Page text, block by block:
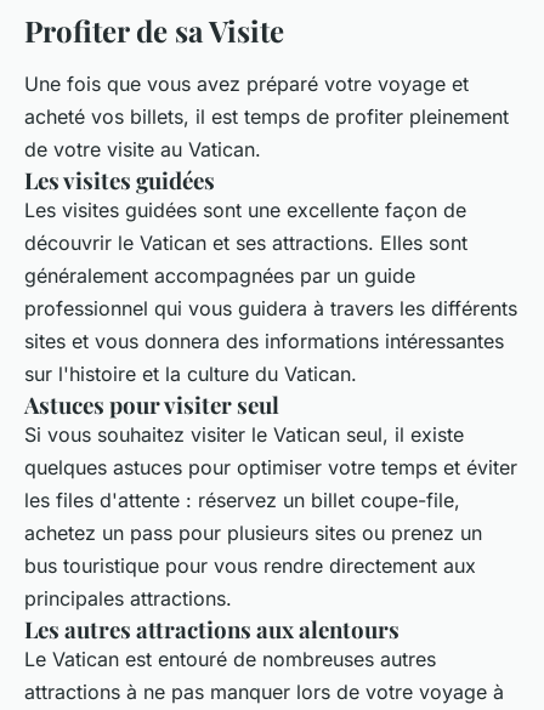
Profiter de sa Visite
Une fois que vous avez préparé votre voyage et
acheté vos billets, il est temps de profiter pleinement
de votre visite au Vatican.
Les visites guidées
Les visites guidées sont une excellente façon de
découvrir le Vatican et ses attractions. Elles sont
généralement accompagnées par un guide
professionnel qui vous guidera à travers les différents
sites et vous donnera des informations intéressantes
sur l'histoire et la culture du Vatican.
Astuces pour visiter seul
Si vous souhaitez visiter le Vatican seul, il existe
quelques astuces pour optimiser votre temps et éviter
les files d'attente : réservez un billet coupe-file,
achetez un pass pour plusieurs sites ou prenez un
bus touristique pour vous rendre directement aux
principales attractions.
Les autres attractions aux alentours
Le Vatican est entouré de nombreuses autres
attractions à ne pas manquer lors de votre voyage à